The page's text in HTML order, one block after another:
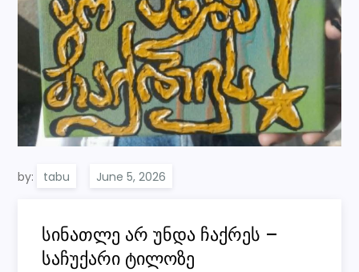
by: tabu
სინათლე არ უნდა ჩაქრეს –
საჩუქარი ტილოზე